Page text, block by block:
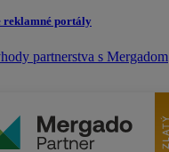
reklamné portály
partnerstva s Mergadom